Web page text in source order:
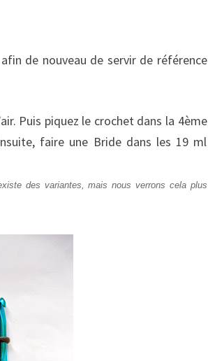
de nouveau de servir de référence
Puis piquez le crochet dans la 4ème
faire une Bride dans les 19 ml
des variantes, mais nous verrons cela plus